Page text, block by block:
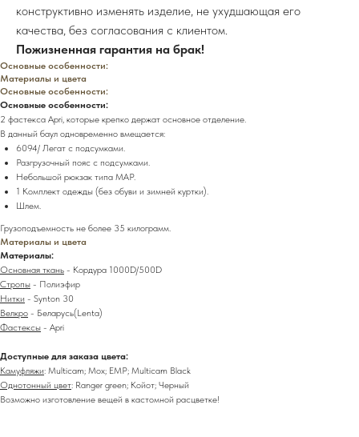
конструктивно изменять изделие, не ухудшающая его
качества, без согласования с клиентом.
Пожизненная гарантия на брак!
Основные особенности:
Материалы и цвета
Основные особенности:
Основные особенности:
2 фастекса Apri, которые крепко держат основное отделение.
В данный баул одновременно вмещается:
6094/ Легат с подсумками.
Разгрузочный пояс с подсумками.
Небольшой рюкзак типа MAP.
1 Комплект одежды (без обуви и зимней куртки).
Шлем.
Грузоподъемность не более 35 килограмм.
Материалы и цвета
Материалы:
Основная ткань - Кордура 1000D/500D
Стропы - Полиэфир
Нитки - Synton 30
Велкро - Беларусь(Lenta)
Фастексы - Apri
Доступные для заказа цвета:
Камуфляжи: Multicam; Мох; ЕМР; Multicam Black
Однотонный цвет: Ranger green; Койот; Черный
Возможно изготовление вещей в кастомной расцветке!